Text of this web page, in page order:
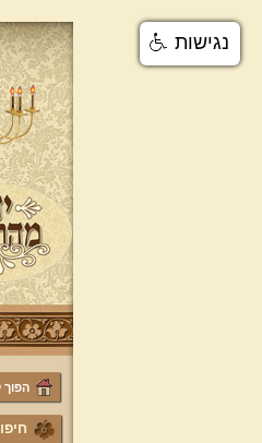
הפוך
נגישות